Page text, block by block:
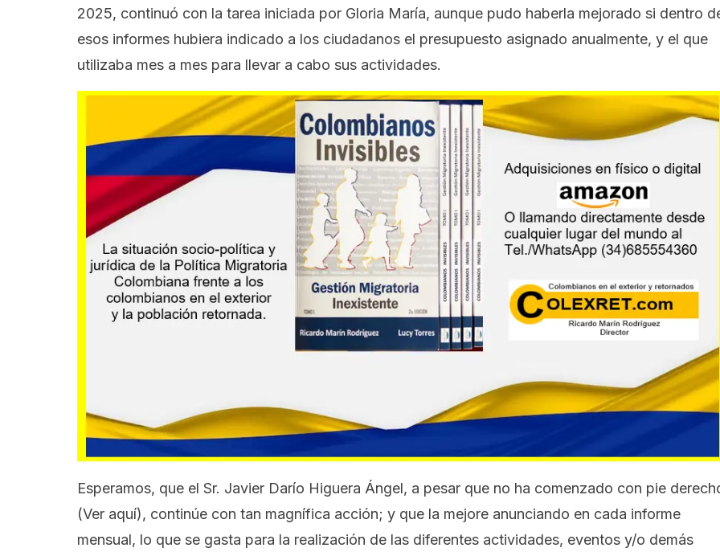
2025, continuó con la tarea iniciada por Gloria María, aunque pudo haberla mejorado si dentro
esos informes hubiera indicado a los ciudadanos el presupuesto asignado anualmente, y el que
utilizaba mes a mes para llevar a cabo sus actividades.
Esperamos, que el Sr. Javier Darío Higuera Ángel, a pesar que no ha comenzado con pie
(Ver aquí), continúe con tan magnífica acción; y que la mejore anunciando en cada informe
mensual, lo que se gasta para la realización de las diferentes actividades, eventos y/o demás